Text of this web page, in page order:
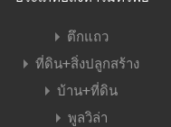
ตึกแถว
ที่ดิน+สิ่งปลูกสร้าง
บ้าน+ที่ดิน
พูลวิล่า